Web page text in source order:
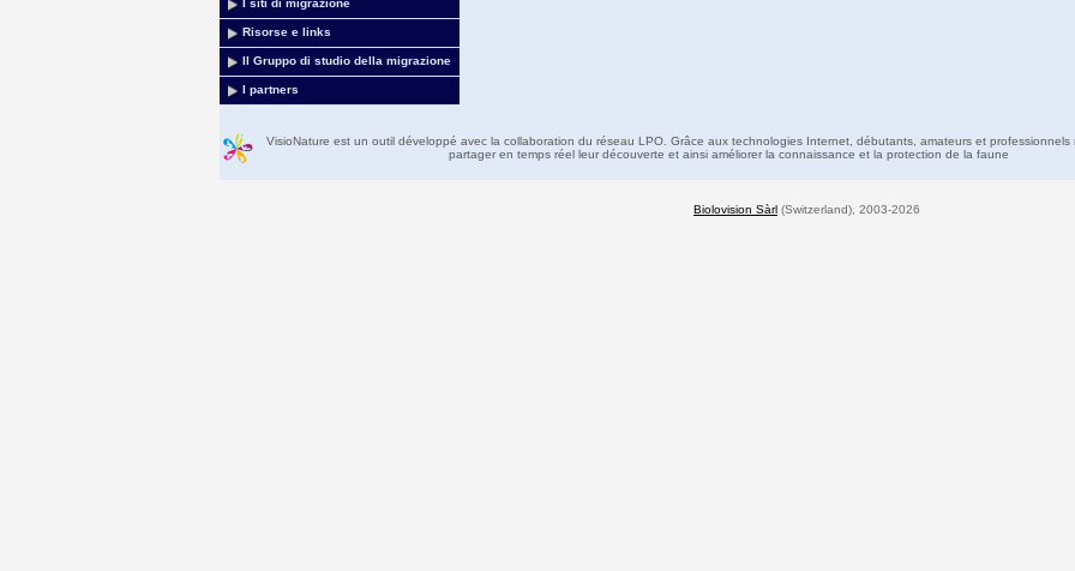
I siti di migrazione
Risorse e links
Il Gruppo di studio della migrazione
I partners
VisioNature est un outil développé avec la collaboration du réseau LPO. Grâce aux technologies Internet, débutants, amateurs et professionnels
partager en temps réel leur découverte et ainsi améliorer la connaissance et la protection de la faune
Biolovision Sàrl (Switzerland), 2003-2026